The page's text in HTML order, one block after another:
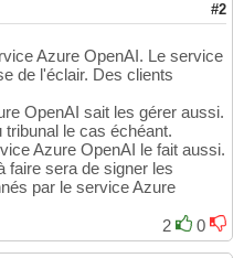
#2
Azure OpenAI. Le service
de l'éclair. Des clients
OpenAI sait les gérer aussi.
le cas échéant.
Azure OpenAI le fait aussi.
faire sera de signer les
par le service Azure
2
0